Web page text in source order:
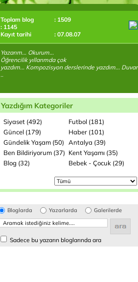
Toplam blog
: 1509
: 1145
Kayıt tarihi
: 07.08.07
Yazarım... Okurum...
Öğrencilik yıllarımda çok
yazdım... Kompozisyon derslerinde yazdım... Duvar
..
Yazdığım Kategoriler
Siyaset (492)
Futbol (181)
Güncel (179)
Haber (101)
Gündelik Yaşam (50)
Antalya (39)
Ben Bildiriyorum (37) Kent Yaşamı (35)
Blog (32)
Bebek - Çocuk (29)
Bloglarda Yazarlarda Galerilerde
Sadece bu yazarın bloglarında ara